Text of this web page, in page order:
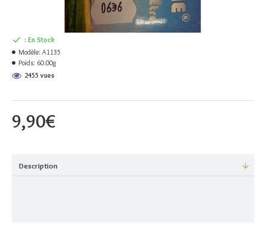
9,90€
: En Stock
Modèle: A1135
Poids: 60.00g
2455 vues
Description